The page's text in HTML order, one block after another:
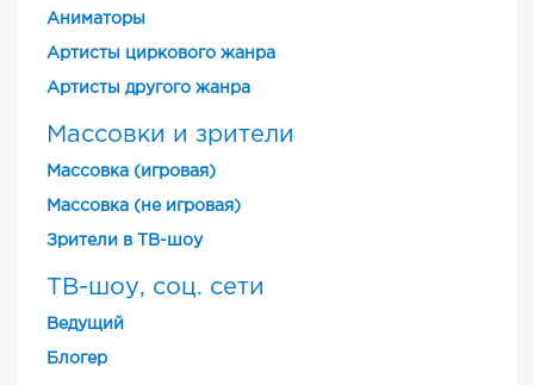
Аниматоры
Артисты циркового жанра
Артисты другого жанра
Массовки и зрители
Массовка (игровая)
Массовка (не игровая)
Зрители в ТВ-шоу
ТВ-шоу, соц. сети
Ведущий
Блогер